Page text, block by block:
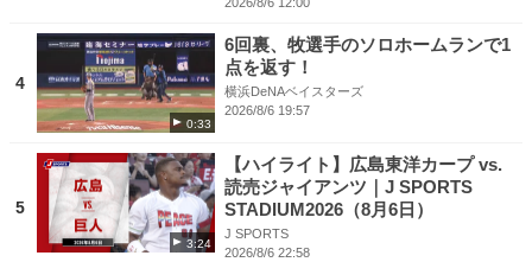
4
0:33
6回裏、牧選手のソロホームランで1
点を返す！
横浜DeNAベイスターズ
2026/8/6 19:57
5
3:24
【ハイライト】広島東洋カープ vs.
読売ジャイアンツ｜J SPORTS
STADIUM2026（8月6日）
J SPORTS
2026/8/6 22:58